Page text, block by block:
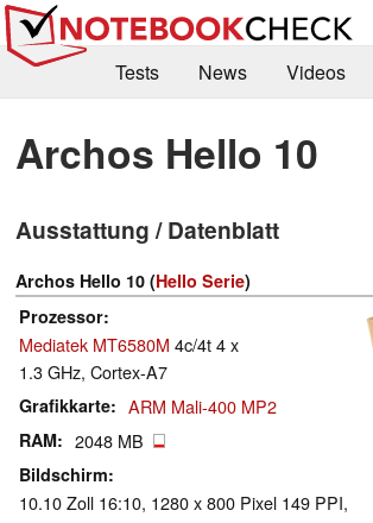
Tests News
Videos
Kaufberatung
Deals Suche
Forum
Archos Hello 10
Ausstattung / Datenblatt
Archos Hello 10 (Hello Serie)
Prozessor
Mediatek MT6580M 4c/4t 4 x
1.3 GHz, Cortex-A7
Grafikkarte ARM Mali-400 MP2
RAM 2048 MB
Bildschirm
10.10 Zoll 16:10, 1280 x 800 Pixel 149 PPI,